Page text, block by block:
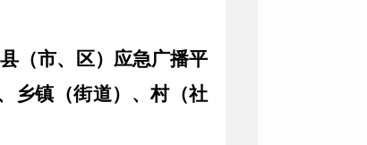
（市、区）应急广播平
乡镇（街道）、村（社